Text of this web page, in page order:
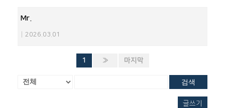
Mr.
2026.03.01
1 » 마지막
검색
글쓰기